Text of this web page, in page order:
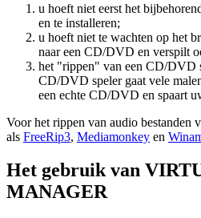
u hoeft niet eerst het
en te installeren;
u hoeft niet te wachten op het
naar een CD/DVD en verspilt
het "rippen" van een CD/DVD
CD/DVD speler gaat vele
een echte CD/DVD en spaart
Voor het rippen van audio bestanden
als FreeRip3, Mediamonkey en
Het gebruik van
MANAGER